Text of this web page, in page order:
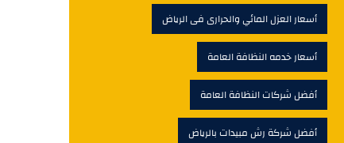
أسعار العزل المائي والحرارى فى الرياض
أسعار خدمه النظافة العامة
أفضل شركات النظافة العامة
أفضل شركة رش مبيدات بالرياض